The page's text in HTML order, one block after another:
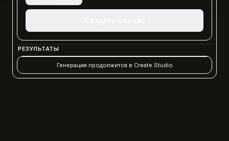
РЕЗУЛЬТАТЫ
Генерация продолжится в Create Studio